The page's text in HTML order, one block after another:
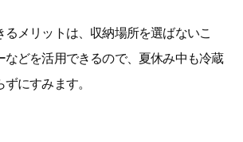
メリットは、収納場所を選ばないこ
などを活用できるので、夏休み中も冷蔵
にすみます。